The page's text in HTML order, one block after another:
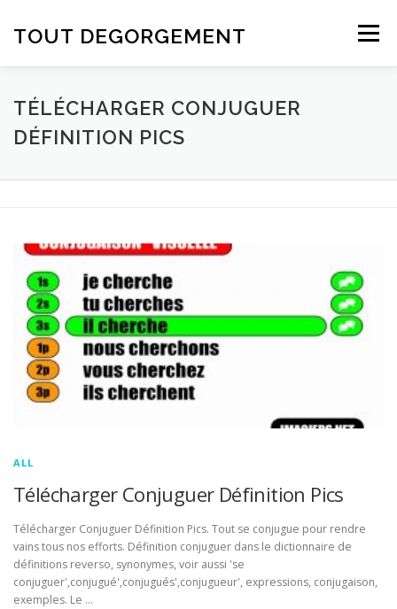
TOUT DEGORGEMENT Menu
TÉLÉCHARGER CONJUGUER
DÉFINITION PICS
ALL
Télécharger Conjuguer Définition Pics
Télécharger Conjuguer Définition Pics. Tout se conjugue pour rendre
vains tous nos efforts. Définition conjuguer dans le dictionnaire de
définitions reverso, synonymes, voir aussi 'se
conjuguer',conjugué',conjugués',conjugueur', expressions, conjugaison,
exemples. Le …